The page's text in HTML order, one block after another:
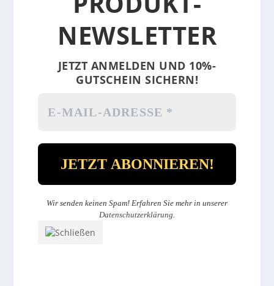
NEWSLETTER
JETZT ANMELDEN UND 10%-
GUTSCHEIN SICHERN!
Wir senden keinen Spam! Erfahren Sie mehr in unserer
Datenschutzerklärung.